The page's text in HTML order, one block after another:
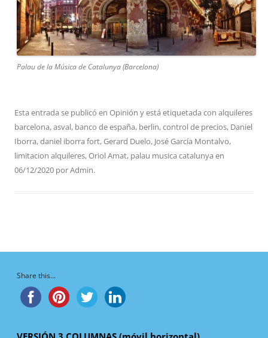
Palau de la Música de Catalunya (Barcelona)
Esta entrada se publicó en Opinión y está etiquetada con alquileres
barcelona,asval, banco de españa, berlin,control de precios, Daniel
Iborra,daniel iborra fort,Gerard Duelo, José García Montalvo,
limitacion alquileres,Oriol Amat, palau musica catalunya en
06/12/2020 porAdmin.
Share this...